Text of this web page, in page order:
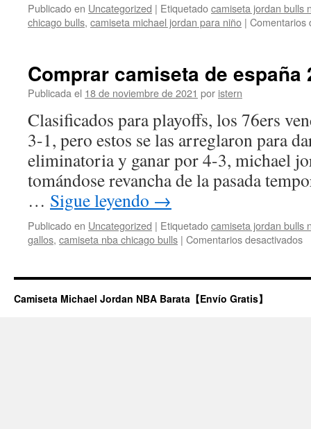
Publicado en Uncategorized | Etiquetadocamiseta jordan bulls
chicago bulls, camiseta michael jordan para niño | Comentarios
Comprar camiseta de españa
Publicada el 18 de noviembre de 2021 por istern
Clasificados para playoffs, los 76ers
3-1, pero estos se las arreglaron para
eliminatoria y ganar por 4-3, michael
tomándose revancha de la pasada
… Sigue leyendo →
Publicado en Uncategorized | Etiquetadocamiseta jordan bulls
gallos, camiseta nba chicago bulls | Comentarios desactivados
Camiseta Michael Jordan NBA Barata【Envío Gratis】